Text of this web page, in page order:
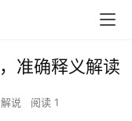
准确释义解读
说 阅读 1